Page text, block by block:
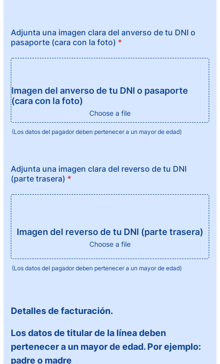
Adjunta una imagen clara del anverso de tu DNI o
pasaporte (cara con la foto) *
Imagen del anverso de tu DNI o pasaporte
(cara con la foto)
Choose a file
(Los datos del pagador deben pertenecer a un mayor de edad)
Adjunta una imagen clara del reverso de tu DNI
(parte trasera) *
Imagen del reverso de tu DNI (parte trasera)
Choose a file
(Los datos del pagador deben pertenecer a un mayor de edad)
Detalles de facturación.
Los datos de titular de la línea deben
pertenecer a un mayor de edad. Por ejemplo:
padre o madre